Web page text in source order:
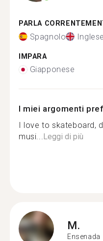
PARLA
Spagnolo Inglese
IMPARA
Giapponese
I miei argomenti
I love to skateboard,
musi...Leggi di più
M.
Ensenada